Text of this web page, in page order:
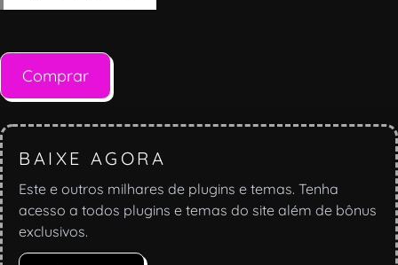
Comprar
BAIXE AGORA
Este e outros milhares de plugins e temas. Tenha
acesso a todos plugins e temas do site além de bônus
exclusivos.